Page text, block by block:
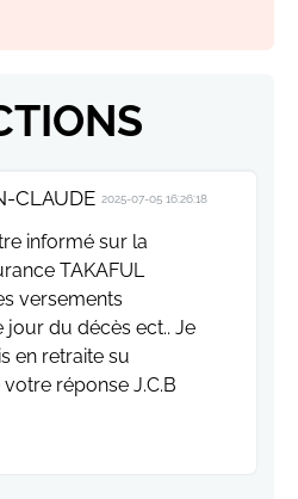
CLAUDE 2025-07-05 16:26:18
informé sur la
TAKAFUL
versements
jour du décès ect.. Je
en retraite su
réponse J.C.B